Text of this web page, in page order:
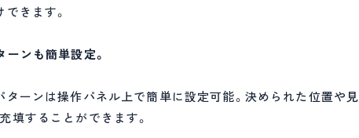
きます。
ーンも簡単設定。
ターンは操作パネル上で簡単に設定可能。決められた位置や見
填することができます。